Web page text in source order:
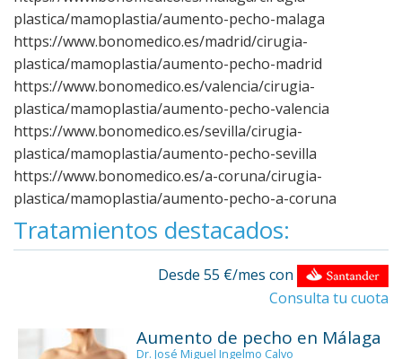
plastica/mamoplastia/aumento-pecho-malaga
https://www.bonomedico.es/madrid/cirugia-
plastica/mamoplastia/aumento-pecho-madrid
https://www.bonomedico.es/valencia/cirugia-
plastica/mamoplastia/aumento-pecho-valencia
https://www.bonomedico.es/sevilla/cirugia-
plastica/mamoplastia/aumento-pecho-sevilla
https://www.bonomedico.es/a-coruna/cirugia-
plastica/mamoplastia/aumento-pecho-a-coruna
Tratamientos destacados:
Desde 55 €/mes con
Consulta tu cuota
Aumento de pecho en Málaga
Dr. José Miguel Ingelmo Calvo